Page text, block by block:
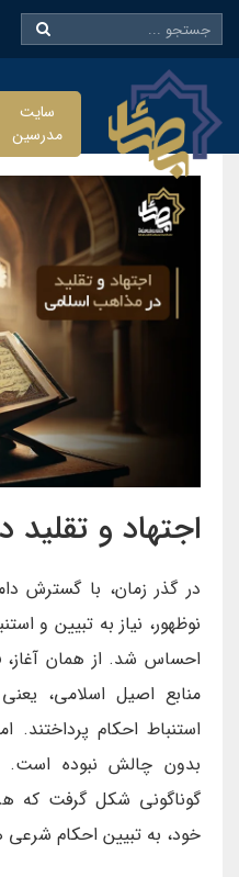
سایت
مدرسین
اجتهاد و
در گذر زمان، با گسترش
نوظهور، نیاز به تبیین و
احساس شد. از همان آغاز،
منابع اصیل اسلامی،
استنباط احکام
بدون چالش نبوده است.
گوناگونی شکل گرفت
خود، به تبیین احکام